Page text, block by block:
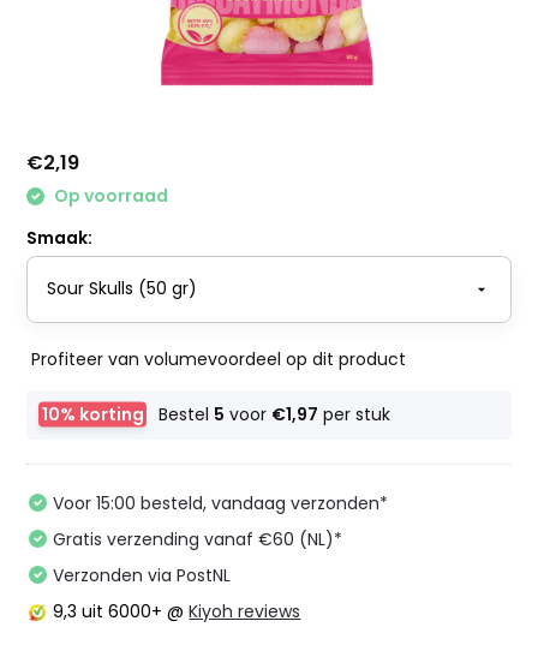
€2,19
Op voorraad
Smaak:
Profiteer van volumevoordeel op dit product
10% korting Bestel 5 voor €1,97 per stuk
Voor 15:00 besteld, vandaag verzonden*
Gratis verzending vanaf €60 (NL)*
Verzonden via PostNL
9,3 uit 6000+ @Kiyoh reviews